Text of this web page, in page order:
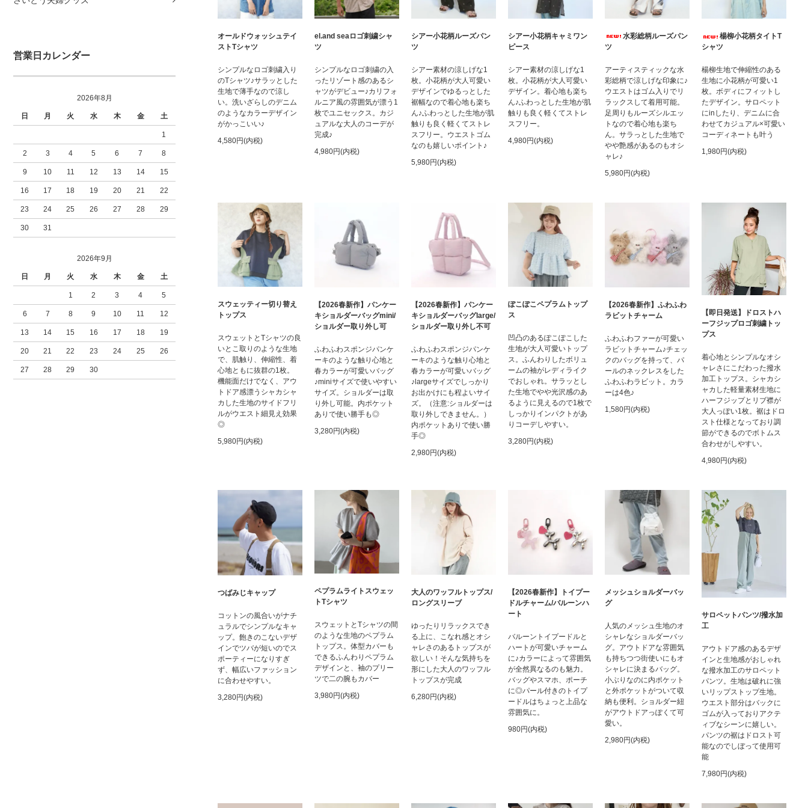
営業日カレンダー
2026年8月
日 月 火 水 木 金 土
1
2 3 4 5 6 7 8
9 10 11 12 13 14 15
16 17 18 19 20 21 22
23 24 25 26 27 28 29
30 31
2026年9月
日 月 火 水 木 金 土
1 2 3 4 5
6 7 8 9 10 11 12
13 14 15 16 17 18 19
20 21 22 23 24 25 26
27 28 29 30
オールドウォッシュテイ
ストTシャツ
シンプルなロゴ刺繍入り
のTシャツ♪サラッとした
生地で薄手なので涼し
い。洗いざらしのデニム
のようなカラーデザイン
がかっこいい♪
4,580円(内税)
el.and seaロゴ刺繍シャ
ツ
シンプルなロゴ刺繍の入
ったリゾート感のあるシ
ャツがデビュー♪カリフォ
ルニア風の雰囲気が漂う1
枚でユニセックス。カジ
ュアルな大人のコーデが
完成♪
4,980円(内税)
シアー小花柄ルーズパン
ツ
シアー素材の涼しげな1
枚。小花柄が大人可愛い
デザインでゆるっとした
裾幅なので着心地も楽ち
ん♪ふわっとした生地が肌
触りも良く軽くてストレ
スフリー。ウエストゴム
なのも嬉しいポイント♪
5,980円(内税)
シアー小花柄キャミワン
ピース
シアー素材の涼しげな1
枚。小花柄が大人可愛い
デザイン。着心地も楽ち
ん♪ふわっとした生地が肌
触りも良く軽くてストレ
スフリー。
4,980円(内税)
水彩総柄ルーズパン
ツ
アーティスティックな水
彩総柄で涼しげな印象に♪
ウエストはゴム入りでリ
ラックスして着用可能。
足周りもルーズシルエッ
トなので着心地も楽ち
ん。サラっとした生地で
やや艶感があるのもオシ
ャレ♪
5,980円(内税)
楊柳小花柄タイトT
シャツ
楊柳生地で伸縮性のある
生地に小花柄が可愛い1
枚。ボディにフィットし
たデザイン。サロペット
にinしたり、デニムに合
わせてカジュアル×可愛い
コーディネートも叶う
1,980円(内税)
スウェッティー切り替え
トップス
スウェットとTシャツの良
いとこ取りのような生地
で、肌触り、伸縮性、着
心地ともに抜群の1枚。
機能面だけでなく、アウ
トドア感漂うシャカシャ
カした生地のサイドフリ
ルがウエスト細見え効果
◎
5,980円(内税)
【2026春新作】パンケー
キショルダーバッグmini/
ショルダー取り外し可
ふわふわスポンジパンケ
ーキのような触り心地と
春カラーが可愛いバッグ
♪miniサイズで使いやすい
サイズ。ショルダーは取
り外し可能。内ポケット
ありで使い勝手も◎
3,280円(内税)
【2026春新作】パンケー
キショルダーバッグlarge/
ショルダー取り外し不可
ふわふわスポンジパンケ
ーキのような触り心地と
春カラーが可愛いバッグ
♪largeサイズでしっかり
お出かけにも程よいサイ
ズ。（注意:ショルダーは
取り外しできません。）
内ポケットありで使い勝
手◎
2,980円(内税)
ぽこぽこペプラムトップ
ス
凹凸のあるぽこぽこした
生地が大人可愛いトップ
ス。ふんわりしたボリュ
ームの袖がレディライク
でおしゃれ。サラッとし
た生地でやや光沢感のあ
るように見えるので1枚で
しっかりインパクトがあ
りコーデしやすい。
3,280円(内税)
【2026春新作】ふわふわ
ラビットチャーム
ふわふわファーが可愛い
ラビットチャーム♪チェッ
クのバッグを持って、パ
ールのネックレスをした
ふわふわラビット。カラ
ーは4色♪
1,580円(内税)
【即日発送】ドロストハ
ーフジップロゴ刺繍トッ
プス
着心地とシンプルなオシ
ャレさにこだわった撥水
加工トップス。シャカシ
ャカした軽量素材生地に
ハーフジップとリブ襟が
大人っぽい1枚。裾はドロ
スト仕様となっており調
節ができるのでボトムス
合わせがしやすい。
4,980円(内税)
つばみじキャップ
コットンの風合いがナチ
ュラルでシンプルなキャ
ップ。飽きのこないデザ
インでツバが短いのでス
ポーティーになりすぎ
ず、幅広いファッション
に合わせやすい。
3,280円(内税)
ペプラムライトスウェッ
トTシャツ
スウェットとTシャツの間
のような生地のペプラム
トップス。体型カバーも
できるふんわりペプラム
デザインと、袖のプリー
ツで二の腕もカバー
3,980円(内税)
大人のワッフルトップス/
ロングスリーブ
ゆったりリラックスでき
る上に、こなれ感とオシ
ャレさのあるトップスが
欲しい！そんな気持ちを
形にした大人のワッフル
トップスが完成
6,280円(内税)
【2026春新作】トイプー
ドルチャーム/バルーンハ
ート
バルーントイプードルと
ハートが可愛いチャーム
に♪カラーによって雰囲気
が全然異なるのも魅力。
バッグやスマホ、ポーチ
に◎パール付きのトイプ
ードルはちょっと上品な
雰囲気に。
980円(内税)
メッシュショルダーバッ
グ
人気のメッシュ生地のオ
シャレなショルダーバッ
グ。アウトドアな雰囲気
も持ちつつ街使いにもオ
シャレに決まるバッグ。
小ぶりなのに内ポケット
と外ポケットがついて収
納も便利。ショルダー紐
がアウトドアっぽくて可
愛い。
2,980円(内税)
サロペットパンツ/撥水加
工
アウトドア感のあるデザ
インと生地感がおしゃれ
な撥水加工のサロペット
パンツ。生地は破れに強
いリップストップ生地。
ウエスト部分はバックに
ゴムが入っておりアクテ
ィブなシーンに嬉しい。
パンツの裾はドロスト可
能なのでしぼって使用可
能
7,980円(内税)